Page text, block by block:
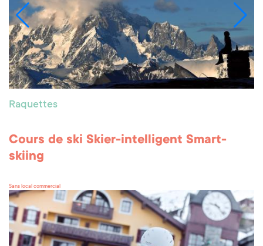
Raquettes
Cours de ski Skier-intelligent Smart-
skiing
Sans local commercial